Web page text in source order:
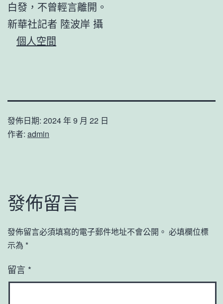
白發，不曾輕言離開。
新華社記者 陸波岸 攝
個人空間
發佈日期: 2024 年 9 月 22 日
作者: admin
發佈留言
發佈留言必須填寫的電子郵件地址不會公開。 必填欄位標
示為 *
留言 *